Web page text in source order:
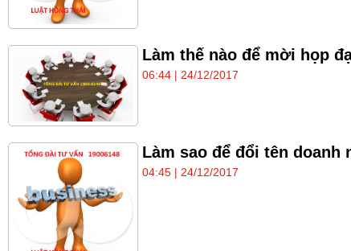
Làm thế nào để mời họp
06:44 | 24/12/2017
Làm sao để đổi tên doanh
04:45 | 24/12/2017